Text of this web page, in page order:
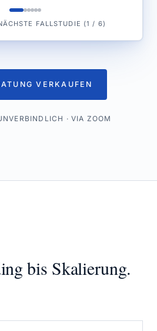
FALLSTUDIE (1 / 6)
VERKAUFEN
· VIA ZOOM
bis Skalierung.